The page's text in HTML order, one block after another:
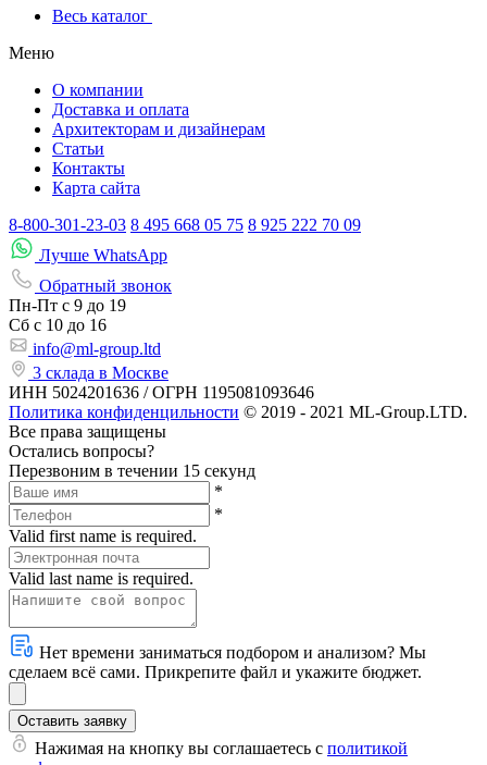
Весь каталог
Меню
О компании
Доставка и оплата
Архитекторам и дизайнерам
Статьи
Контакты
Карта сайта
8-800-301-23-03 8 495 668 05 75 8 925 222 70 09
Лучше WhatsApp
Обратный звонок
Пн-Пт с 9 до 19
Сб с 10 до 16
info@ml-group.ltd
3 склада в Москве
ИНН 5024201636 / ОГРН 1195081093646
Политика конфиденцильности © 2019 - 2021 ML-Group.LTD.
Все права защищены
Остались вопросы?
Перезвоним в течении 15 секунд
*
*
Valid first name is required.
Valid last name is required.
Нет времени заниматься подбором и анализом? Мы
сделаем всё сами. Прикрепите файл и укажите бюджет.
Оставить заявку
Нажимая на кнопку вы соглашаетесь с политикой